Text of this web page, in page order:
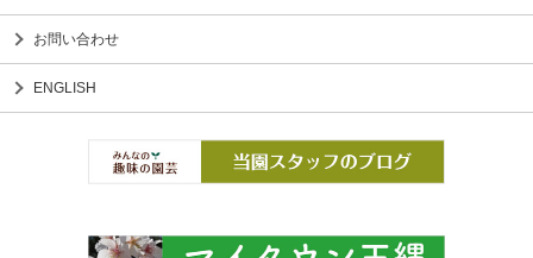
お問い合わせ
ENGLISH